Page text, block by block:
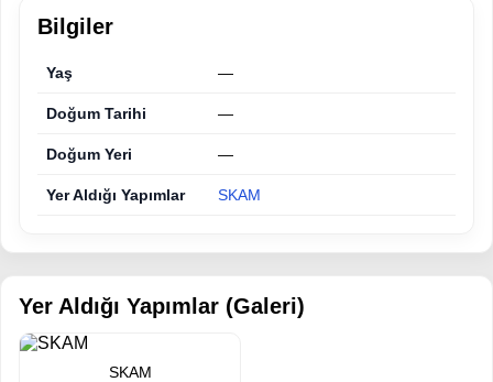
Bilgiler
Yaş —
Doğum Tarihi —
Doğum Yeri —
Yer Aldığı Yapımlar SKAM
Yer Aldığı Yapımlar (Galeri)
SKAM